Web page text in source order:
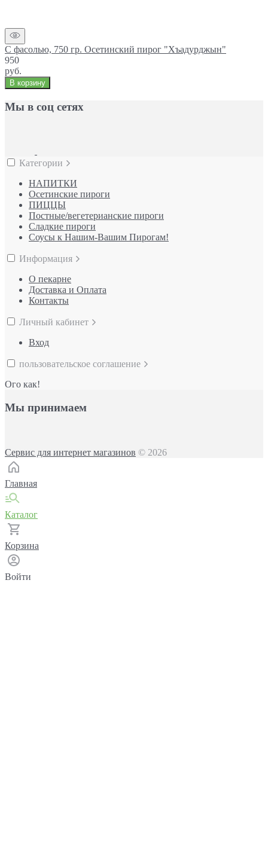
С фасолью, 750 гр. Осетинский пирог "Хъадурджын"
950
руб.
В корзину
Мы в соц сетях
Категории
НАПИТКИ
Осетинские пироги
ПИЦЦЫ
Постные/вегетерианские пироги
Сладкие пироги
Соусы к Нашим-Вашим Пирогам!
Информация
О пекарне
Доставка и Оплата
Контакты
Личный кабинет
Вход
пользовательское соглашение
Ого как!
Мы принимаем
Сервис для интернет магазинов © 2026
Главная
Каталог
Корзина
Войти